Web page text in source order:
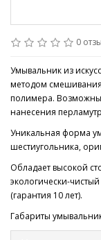
0
Умывальник из
методом
полимера. Возможны
нанесения
Уникальная форма
шестиугольника,
Обладает высокой
экологически-
(гарантия 10 лет).
Габариты